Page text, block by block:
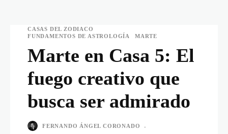
CASAS DEL ZODIACO
FUNDAMENTOS DE ASTROLOGÍA
MARTE
Marte en Casa 5: El
fuego creativo que
busca ser admirado
FERNANDO ÁNGEL CORONADO -